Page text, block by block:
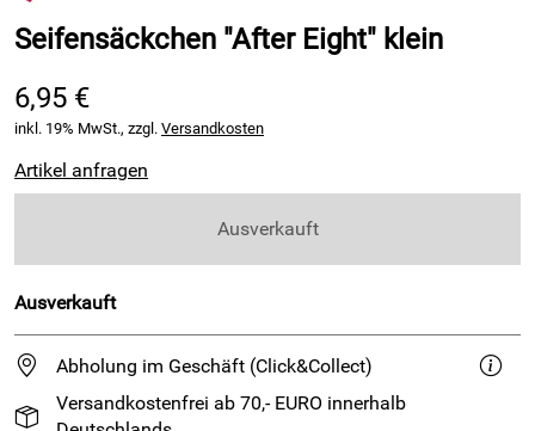
Seifensäckchen "After Eight" klein
6,95 €
inkl. 19% MwSt., zzgl. Versandkosten
Artikel anfragen
Ausverkauft
Ausverkauft
Abholung im Geschäft (Click&Collect)
Versandkostenfrei ab 70,- EURO innerhalb